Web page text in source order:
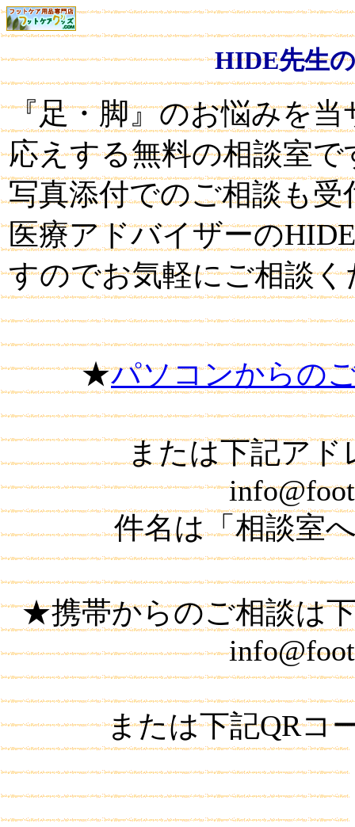
HIDE先生
『足・脚』のお悩みを
応えする無料の相談室で
写真添付でのご相談も
医療アドバイザーの
すのでお気軽にご相談く
★パソコンからの
または下記ア
件名は「相談室
★携帯からのご相談は
または下記QRコ